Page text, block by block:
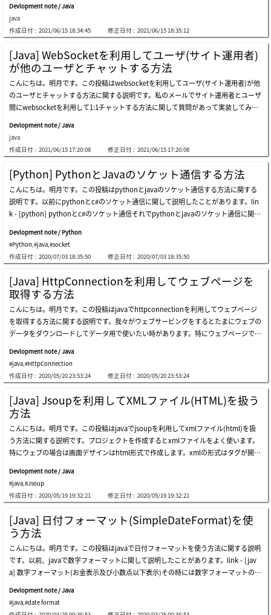
terクラスで使える変数値で、私はfilterチェックをしないようなページ、つまり、us
erログイン
きます。上の設定はerrorが発生した場合にerror.htmlに遷移することです。私は拡張
子が.htmlの場合、spring frameworkのcontrollerをとおりようにしましたのでcontr
ollerクラスにerror.htmlを設定します。error.htmlに要請するパターンを設定してerr
or.jspとパーシングしてブラウザに応答します。確実にerror.htmlが要請されエラー
コードが404(ページ無し)が表示されます。ブラウザデバッグモードでnetworkタブ
の要請応答の状況を確認すればerror要請すれば404エラーが発生しますが、redirect
で発生したこと(再送信)ではなく、errorページに関数エラーページが発生しました。
実際のサービスでエラーが発生するか間違いアドレスに接続すると、基本トムキャッ
トページではなく、エラーページが表示することを見たことがあります。上のイメー
ジはグーグルで間違いアドレスに接続した場合に表示される画面です。ウェブのエラ
ーコード別
我々がよく使うスマホでlineなどのチャットアプリの内容はどのぐらいはサーバに格
納しますが、基本的にローカル(スマホ内部)に格納することになります。もちろん、
pcや他のスマホにも同期化するためにもサーバにも格納するかも知りません。で
も、ウェブは基本的にブラウザ政策でローカルファイルを操作(格納及び読み込み、
書き込み)が制限されています。もし、ブラウザでローカルファイルが操作できれば
ウェブサイトで接続することだけで内部システムを操作することができると意味なの
でセキュリティ脆弱性の問題になります。そうすれば、ブラウザからチャット内容を
サーバに格納しなければならないです。チャット内容を格納する方法は様々がありま
すが、個人的にはデータベースにチャット内容をすべて格納することよりファイルで
格納する方がよいと思います。でも、仕様によりdbに格納する場合もあるので、フ
ァイルに格納することや読み込みするところをdbにinsert、updateで格納するし、s
electで読み込みすることで修正するとよいです。まず、サーバとクライアント(ブラ
ウザ)と複雑なデータを送受信するためにjsonタイプのデータを扱うほうが良いで
す。そのため、pom.xmlにjavaで使うjsonパーシングライブラリを使いましょう。li
nk - [java] jsonタイプのデータを使う方法(gsonライブラリ)そしてブラウザから使
うhtmlとjavascriptソースです。参考にjavascriptのライブラリはjqueryを使いまし
た。デバッグして実行しましょう。loginテキストボックスとボタンが活性化になっ
ているし、messageボックスとsendボタンが非活性化になっています。testをいれて
ログインしましょう。そしてaaaaaというメッセージを入れたらチャットでaaaaaと
いうメッセージが表示されます。他のブラウザでまた当該なurlを接続しましょう。
今回はtest1をidとして入れてログインしましょう。そう
Devlopment note / Java
java
作成日付 : 2021/06/15 18:34:45 修正日付 : 2021/06/15 18:35:12
[Java] WebSocketを利用してユーザ(サイト運用者)
が他のユーザとチャットする方法
こんにちは。明月です。この投稿はwebsocketを利用してユーザ(サイト運用者)が他
のユーザとチャットする方法に関する説明です。私のメールでサイト運用者とユーザ
間にwebsocketを利用して1:1チャットする方法に関して質問があって実装してみま
す。link - [java] websocket (ウェブソケット)websocketの構造は一般socketと差異
がありますが、仕様に関しては似ているのでsocket仕様だけ分かれば簡単に実装す
ることができます。link - [java] 27. ネットワーク通信(socket)をする方法まず、仕様
の条件は運用者が他のユーザとwebsocketでチャットすることです。サーバの基準を
みれば運用者とユーザはソケットクライアントです。つまり、server側ではclientが
運用者ユーザと一般ユーザかの区分する必要があります。webの環境は接続ページに
よる接続者の区分ができるので、接続urlによるclientを区分しましょう。始めの仕様
は一般ユーザはindex.jspに接続するし、運用者はadmin.jspを接続しましょう。一般
ユーザは運用者と1:1チャットですが、運用者はユーザとn:1チャットになります。サ
ーバとクライアントは一つのソケットに連結されているので、keyを通って区分しま
す。二つ目の仕様は一般ユーザが接続すればuniqueキーを与えて、運用者はユーザ
の区分のためこのuniqueキーを通ってデータを送受信しましょう。一般ユーザとサ
ーバ間の通信です。ここまではindex.jspと/broadsocketのwebsocket通信部分で
す。これからは運用者とサーバ間の通信です。ソース作成は完了しました。デバッグ
して実行しましょう。他のブラウザで運用者ユーザを接続しましょう。接続すると運
用者ブラウザで三つのチャットが開いていることを確認できます。一般ユーザチャッ
トで各違うメッセージを送信しましょう。運用者ユーザの各チャットで各メッセージ
が送受信したことを確認できます。今回は運用者ユーザが送信しましょう。各ユーザ
のブラウザにメッセージを受信したことを確認できます。今回はユーザ2の閉じま
す。運用者のブラウザでユーザのチャットが消えました。仕様が大体に合います。デ
ザインとスクリプトは理
Devlopment note / Java
java
作成日付 : 2021/06/15 17:20:08 修正日付 : 2021/06/15 17:20:08
[Python] PythonとJavaのソケット通信する方法
こんにちは。明月です。この投稿はpythonとjavaのソケット通信する方法に関する
説明です。以前にpythonとc#のソケット通信に関して説明したことがあります。lin
k - [python] pythonとc#のソケット通信それでpythonとjavaのソケット通信に関し
思えば9割がトムキャットを利用するウェブプロジェクトになります。トムキャット
を利用するのでウェブプロジェクトになりますが、内部でthreadを一つ作ってソケ
ットサーバを待機してモバイルクライアントや各種アプリケーションが接続するサー
バーを開発する時もあります。つまり、内部重要なプログラムの流れはソケットサー
バですが、ソケットサーバをコントロールプログラムはウェブプロジェクトで開発す
ることです。そのため、javaでソケット通信する時が全然ないことではないので、そ
のようなc#みたいに模擬サーバやクライアントが必要です。pythonのサーバソケッ
トを作成しましょう。link - [python] 18. ネットワーク(socket)通信する方法データ
サイズの転送バイトはlittleエンディアンを使います。次はクライアントをjavaで作成
しましょう。上の例をみればclient(java)で10回のメッセージを送る時、メッセージ
にindex番号を付けて送信しました。順番通りに受信することを確認できます。サー
バにはメッセージを受け取ってコンソールに出力して「echo:」メッセージを付けっ
てclientに再送信したことも確認できます。今回はjavaのサーバを作成してpythonの
クライアントで接続します。上のjavaでsocketserverクラスを利用してソケット通信
サーバを作成しました。今回はpythonでクライアントを作成しましょう。clientでメ
ッセージを作って10回のループでサーバにメッセージを送信します。その後、サーバ
にはメッセージのメッセージにechoの文字列を付けてclientでメッセージを送信しま
す。java server - python clientも問題なしでよくできます。javaサーバでエラーメッ
セージが表示される理由はclientで強制終了すればexceptionに発生します。javaの6
0番目exceptionでエラーメッセージが表示され
Devlopment note / Python
#Python #java #socket
作成日付 : 2020/07/03 18:35:50 修正日付 : 2020/07/03 18:35:50
[Java] HttpConnectionを利用してウェブページを
取得する方法
こんにちは。明月です。この投稿はjavaでhttpconnectionを利用してウェブページ
を取得する方法に関する説明です。我々がウェブサービングをするとたまにウェブの
データをダウンロードしてデータ用で使いたい時があります。特にウェブページでは
でデータを受け取ることが可能です。なぜならウェブサーバーもソケットサーバーな
ので、一般通信ソケットで通信が出来ます。でも、ただソケット通信でデータを取得
するためには通信プロトコルを合わせてヘッダー要請を送らなければならないです。
でも、ソケット通信でもヘッダーは自動設定してブラウザみたいにurlだけでデータ
を取得するクラスがありますが、それがhttpurlconnectionといいます。httpconne
ctionの場合はウェブレンダリングはしないので、javascriptのajaxの動的なデータや
計算値などはなくて、純粋なウェブサーバーから受け取ったデータだけ取得できま
す。一番上の結果200はウェブサーバーから正常にデータを受け取ったの正常コード
です。次は接続アドレスにパラメータが付けることをちゃんと確認できます。次は私
のブログの最初の投稿のデータを出力した結果です。view-sourceで確認すると同じ
データだと判断できます。今回はpost方式をテストするサイトが特にありませんが、
パラメータをヘッダーに入れることだけの差なので特に問題がありません。以前、js
oupでhtmlを探索する方法に関して投稿したことがあります。link - [java] jsoupを
利用してxmlファイル(html)を扱う方法その二つの機能をちゃんと混ぜって作成する
とhtmlの望むデータを取得できます。ここまでjavaでhttpconnectionを利用してウ
ェブページを取得する方法に関する説明でした。ご不明なところや間違いところがあ
ればコメントしてください。
Devlopment note / Java
#java,#HttpConnection
作成日付 : 2020/05/20 23:53:24 修正日付 : 2020/05/20 23:53:24
[Java] Jsoupを利用してXMLファイル(HTML)を扱う
方法
こんにちは。明月です。この投稿はjavaでjsoupを利用してxmlファイル(html)を扱
う方法に関する説明です。プロジェクトを作成するとxmlファイルをよく使います。
特にウェブの場合は画面デザインはhtml形式で作成します。xmlの形式はタグが開
様々の方法がありますが、最近はjqueryのsizzleエンジンでcssselectorでタグを探索
してデータを取得する方法をよく使っています。でもjqueryはjavaのライブラリでは
なく、javascriptのライブラリです。javaにはjsoupというライブラリがあります。 j
queryのcssselectorと同じ方法で探索が可能です。jsoupを使うためにはmavenを利
用してライブラリをダウンロードしなければならないです。repository - https://mv
nrepository.com/artifact/org.jsoup/jsoup/1.12.1xmlを探索テストをするためにこ
のブログのrssファイルを利用しましょう。link - https://www.nowonbun.com/rss
上の例でchannel-&gt;item-&gt;title-&gt;をコンソールに出力しましょう。上の例は
httpurlconnectionを利用してデータを取得しました。自分のブログは普通のウェブ
ホスティングではないので、ヘッダーが正常に表示されません。そのため、jsoup.c
onnectを使うとエラーが発生します。stringデータをdocumentタイプに生成しま
す。 select関数を使って探索を開始します。結果はitemのtitleは各投稿のタイトルな
Devlopment note / Java
#java #Jsoup
作成日付 : 2020/05/19 19:32:21 修正日付 : 2020/05/19 19:32:21
[Java] 日付フォーマット(SimpleDateFormat)を使
う方法
こんにちは。明月です。この投稿はjavaで日付フォーマットを使う方法に関する説明
です。以前、javaで数字フォーマットに関して説明したことがあります。link - [jav
a] 数字フォーマット(お金表示及び小数点以下表示)その時には数字フォーマットのd
形式からstringに変換、またはstringからdate形式に変換することはsimpledateform
atクラスです。simpledateformatのフォーマットパターンは下記とおりになりま
Devlopment note / Java
#java,#date format